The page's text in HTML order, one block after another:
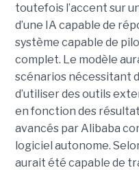
toutefois l’accent sur
d’une IA capable de
système capable de
complet. Le modèle
scénarios nécessitant
d’utiliser des outils
en fonction des
avancés par Alibaba
logiciel autonome.
aurait été capable de